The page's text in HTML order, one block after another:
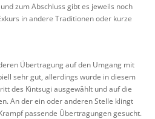
zum Abschluss gibt es jeweils noch
in andere Traditionen oder kurze
Übertragung auf den Umgang mit
sehr gut, allerdings wurde in diesem
des Kintsugi ausgewählt und auf die
An der ein oder anderen Stelle klingt
passende Übertragungen gesucht.